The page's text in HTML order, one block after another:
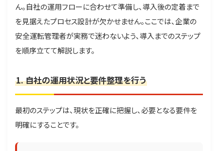
ん。自社の運用フローに合わせて準備し、導入後の定着まで
を見据えたプロセス設計が欠かせません。ここでは、企業の
安全運転管理者が実務で迷わないよう、導入までのステップ
を順序立てて解説します。
1. 自社の運用状況と要件整理を行う
最初のステップは、現状を正確に把握し、必要となる要件を
明確にすることです。